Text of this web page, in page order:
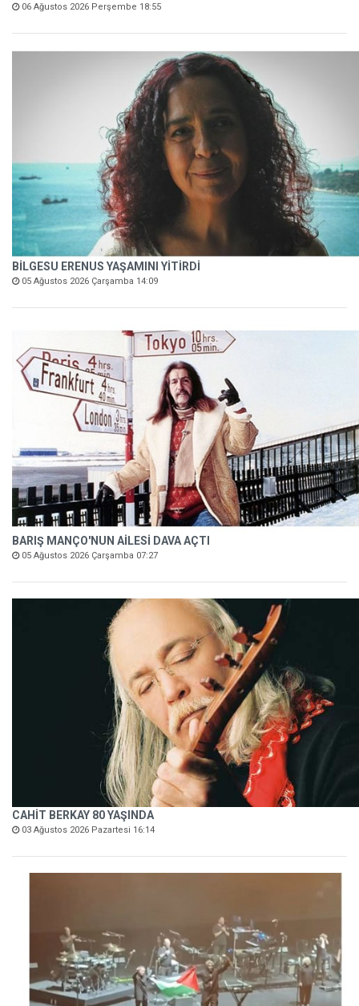
06 Ağustos 2026 Perşembe 18:55
BİLGESU ERENUS YAŞAMINI YİTİRDİ
05 Ağustos 2026 Çarşamba 14:09
BARIŞ MANÇO'NUN AİLESİ DAVA AÇTI
05 Ağustos 2026 Çarşamba 07:27
CAHİT BERKAY 80 YAŞINDA
03 Ağustos 2026 Pazartesi 16:14